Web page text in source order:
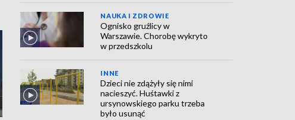
NAUKA I ZDROWIE
Ognisko gruźlicy w
Warszawie. Chorobę wykryto
w przedszkolu
INNE
Dzieci nie zdążyły się nimi
nacieszyć. Huśtawki z
ursynowskiego parku trzeba
było usunąć